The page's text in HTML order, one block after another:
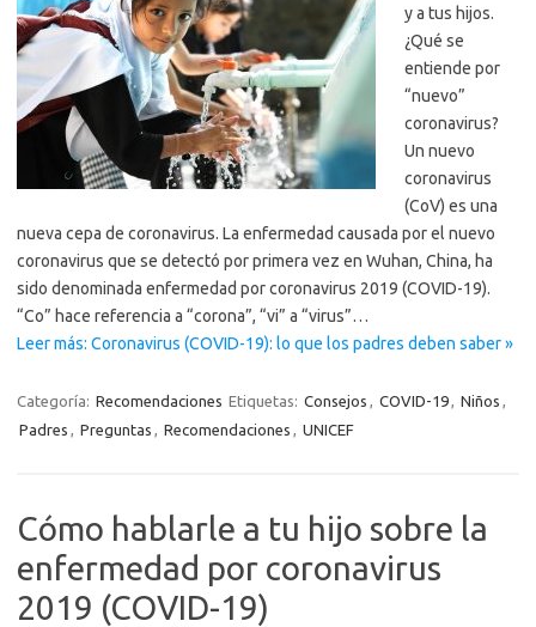
y a tus hijos.
¿Qué se
entiende por
“nuevo”
coronavirus?
Un nuevo
coronavirus
(CoV) es una
nueva cepa de coronavirus. La enfermedad causada por el nuevo
coronavirus que se detectó por primera vez en Wuhan, China, ha
sido denominada enfermedad por coronavirus 2019 (COVID-19).
“Co” hace referencia a “corona”, “vi” a “virus”…
Leer más: Coronavirus (COVID-19): lo que los padres deben saber »
Categoría: Recomendaciones Etiquetas: Consejos , COVID-19, Niños ,
Padres , Preguntas , Recomendaciones , UNICEF
Cómo hablarle a tu hijo sobre la
enfermedad por coronavirus
2019 (COVID-19)